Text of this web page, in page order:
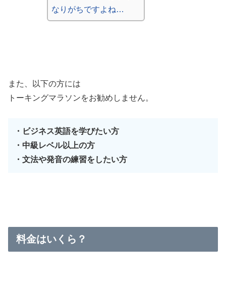
なりがちですよね…
また、以下の方には
トーキングマラソンをお勧めしません。
・ビジネス英語を学びたい方
・中級レベル以上の方
・文法や発音の練習をしたい方
料金はいくら？